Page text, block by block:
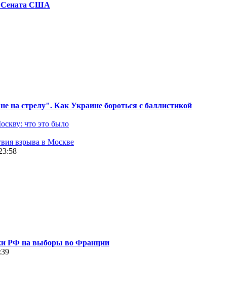
Сената США
на стрелу". Как Украине бороться с баллистикой
что это было
взрыва в Москве
РФ на выборы во Франции